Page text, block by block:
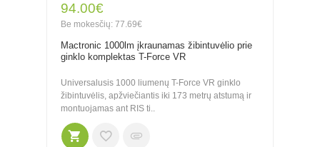
94.00€
Be mokesčių: 77.69€
Mactronic 1000lm įkraunamas žibintuvėlio prie
ginklo komplektas T-Force VR
Universalusis 1000 liumenų T-Force VR ginklo
žibintuvėlis, apžviečiantis iki 173 metrų atstumą ir
montuojamas ant RIS ti..